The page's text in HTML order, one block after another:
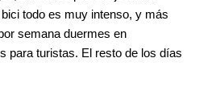
todo es muy intenso, y más
semana duermes en
para turistas. El resto de los días